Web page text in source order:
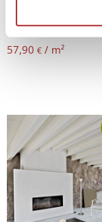
57,90€ / m²
57,90 € / m²